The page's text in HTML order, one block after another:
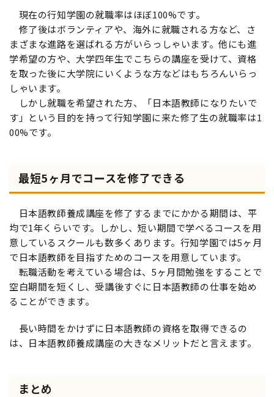
現在の行知学園の就職率はほぼ100%です。
修了後はボランティアや、海外に就職される方など、さ
まざまな進路を選ばれる方がいらっしゃいます。他にも進
学希望の方や、大学四年生でこちらの講座を受けて、資格
を取った後に大学院にいくような方などはもちろんいらっ
しゃいます。
しかし就職を希望された方、「日本語教師になりたいで
す」という目的を持って行知学園に来た修了生の就職率は1
00%です。
最短5ヶ月でコースを修了できる
日本語教師養成講座を修了するまでにかかる期間は、平
均で1年くらいです。しかし、短い期間で学べるコースを用
意しているスクールも数多くあります。行知学園では5ヶ月
で日本語教師を目指すためのコースを用意しています。
転職活動を考えている場合は、5ヶ月間勉強をすることで
空白期間を短くし、受講後すぐに日本語教師の仕事を始め
ることができます。
長い時間をかけずに日本語教師の資格を取得できるの
は、日本語教師養成講座の大きなメリットだと言えます。
まとめ